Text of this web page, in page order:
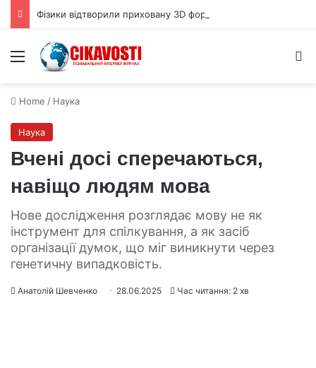
Menu
Home / Наука
Наука
Вчені досі сперечаються,
навіщо людям мова
Нове дослідження розглядає мову не як
інструмент для спілкування, а як засіб
організації думок, що міг виникнути через
генетичну випадковість.
Анатолій Шевченко 28.06.2025 Час читання: 2 хв